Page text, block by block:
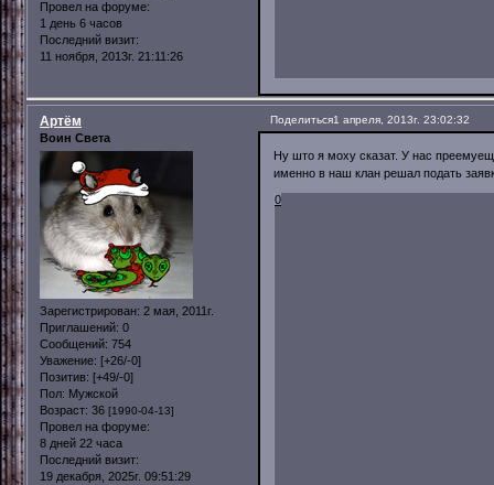
Провел на форуме:
1 день 6 часов
Последний визит:
11 ноября, 2013г. 21:11:26
Поделиться1 апреля, 2013г. 23:02:32
Артём
Воин Света
Зарегистрирован: 2 мая, 2011г.
Приглашений: 0
Сообщений: 754
Уважение: [+26/-0]
Позитив: [+49/-0]
Пол: Мужской
Возраст: 36 [1990-04-13]
Провел на форуме:
8 дней 22 часа
Последний визит:
19 декабря, 2025г. 09:51:29
Ну што я моху сказат. У нас
именно в наш клан решал подать
0